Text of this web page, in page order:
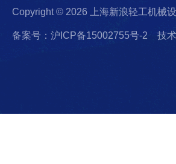
Copyright © 2026 上海新浪轻工机械
备案号：沪ICP备15002755号-2 技